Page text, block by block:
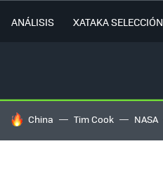
ANÁLISIS XATAKA SELECCIÓN
HOY SE HABLA DE
China Tim Cook NASA